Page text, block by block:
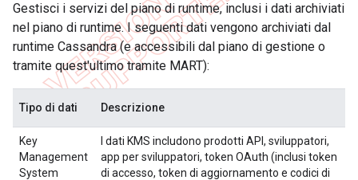
Gestisci i servizi del piano di runtime, inclusi i dati archiviati
nel piano di runtime. I seguenti dati vengono archiviati dal
runtime Cassandra (e accessibili dal piano di gestione o
tramite quest'ultimo tramite MART):
Tipo di dati Descrizione
Key
Management
System
I dati KMS includono prodotti API, sviluppatori,
app per sviluppatori, token OAuth (inclusi token
di accesso, token di aggiornamento e codici di